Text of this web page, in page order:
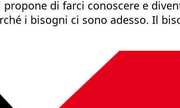
di farci conoscere e
i bisogni ci sono adesso. Il